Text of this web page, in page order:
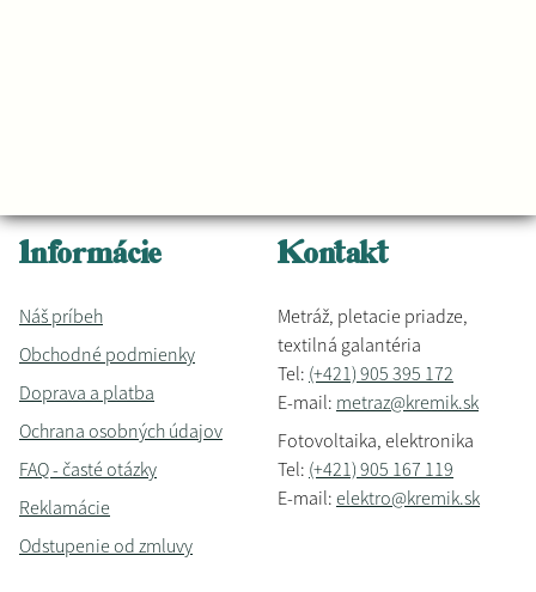
Informácie
Náš príbeh
Obchodné podmienky
Doprava a platba
Ochrana osobných údajov
FAQ - časté otázky
Reklamácie
Odstupenie od zmluvy
Kontakt
Metráž, pletacie priadze,
textilná galantéria
Tel: (+421) 905 395 172
E-mail: metraz@kremik.sk
Fotovoltaika, elektronika
Tel: (+421) 905 167 119
E-mail: elektro@kremik.sk